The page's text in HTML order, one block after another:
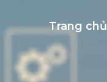
Trang chủ